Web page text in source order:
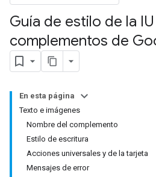
Guía de estilo de la
complementos de
En esta página
Texto e imágenes
Nombre del complemento
Estilo de escritura
Acciones universales y de la tarjeta
Mensajes de error